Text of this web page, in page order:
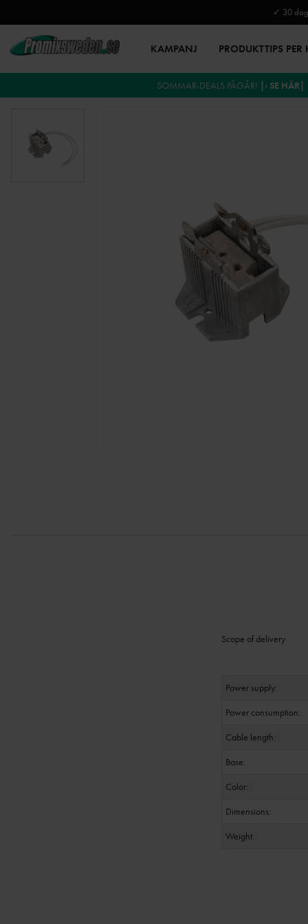
✓ 30
KAMPANJ PRODUKTTIPS
SOMMAR-DEALS PÅGÅR! |› SE HÄR|
Scope of delivery
Power supply:
Power consumption:
Cable length:
Base:
Color:
Dimensions:
Weight: